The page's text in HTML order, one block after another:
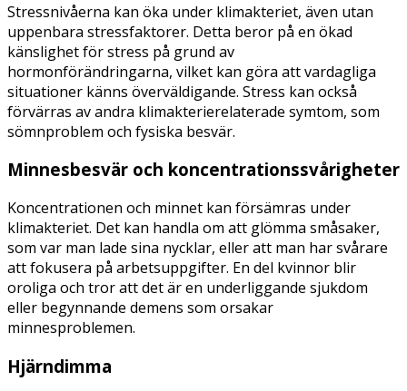
Stressnivåerna kan öka under klimakteriet, även utan
uppenbara stressfaktorer. Detta beror på en ökad
känslighet för stress på grund av
hormonförändringarna, vilket kan göra att vardagliga
situationer känns överväldigande. Stress kan också
förvärras av andra klimakterierelaterade symtom, som
sömnproblem och fysiska besvär.
Minnesbesvär och koncentrationssvårigheter
Koncentrationen och minnet kan försämras under
klimakteriet. Det kan handla om att glömma småsaker,
som var man lade sina nycklar, eller att man har svårare
att fokusera på arbetsuppgifter. En del kvinnor blir
oroliga och tror att det är en underliggande sjukdom
eller begynnande demens som orsakar
minnesproblemen.
Hjärndimma